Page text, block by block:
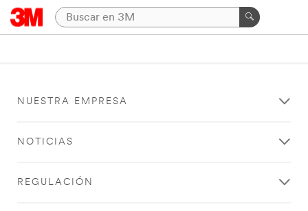
NUESTRA EMPRESA
NOTICIAS
REGULACIÓN